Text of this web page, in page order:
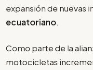
expansión de nuevas
ecuatoriano.
Como parte de la
motocicletas